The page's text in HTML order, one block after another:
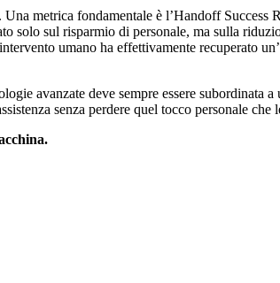
metrica fondamentale è l’Handoff Success
solo sul risparmio di personale, ma sulla
umano ha effettivamente recuperato
avanzate deve sempre essere subordinata
senza perdere quel tocco personale che